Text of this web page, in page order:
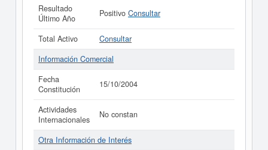
Resultado
Último Año
Positivo Consultar
Total Activo
Consultar
Información Comercial
Fecha
Constitución
15/10/2004
Actividades
Internacionales
No constan
Otra Información de Interés